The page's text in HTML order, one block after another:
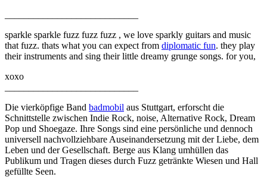
sparkle sparkle fuzz fuzz fuzz , we love sparkly guitars and music
that fuzz. thats what you can expect from diplomatic fun. they play
their instruments and sing their little dreamy grunge songs. for you,
xoxo
Die vierköpfige Band badmobil aus Stuttgart, erforscht die
Schnittstelle zwischen Indie Rock, noise, Alternative Rock, Dream
Pop und Shoegaze. Ihre Songs sind eine persönliche und dennoch
universell nachvollziehbare Auseinandersetzung mit der Liebe, dem
Leben und der Gesellschaft. Berge aus Klang umhüllen das
Publikum und Tragen dieses durch Fuzz getränkte Wiesen und Hall
gefüllte Seen.